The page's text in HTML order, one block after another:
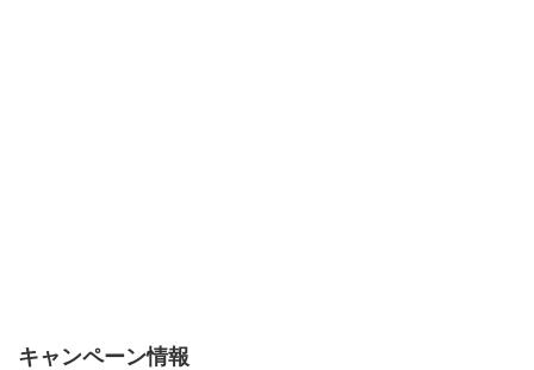
キャンペーン情報